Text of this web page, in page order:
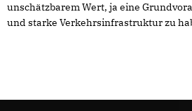
unschätzbarem Wert, ja eine
und starke Verkehrsinfrastruktur zu